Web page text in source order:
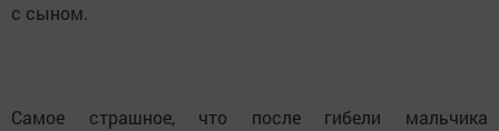
с сыном.
Самое страшное, что после гибели мальчика